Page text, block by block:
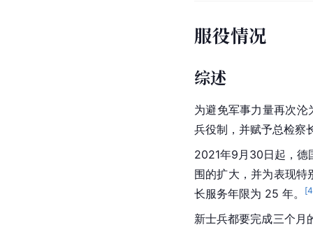
服役情况
综述
为避免军事力量再次沦
兵役制，并赋予总检察
2021年9月30日起，德
围的扩大，并为表现特
长服务年限为 25 年。
[
新士兵都要完成三个月